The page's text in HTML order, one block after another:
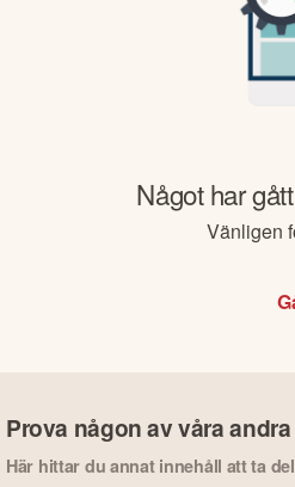
Något har
Vänligen
Prova någon av våra
Här hittar du annat innehåll att ta